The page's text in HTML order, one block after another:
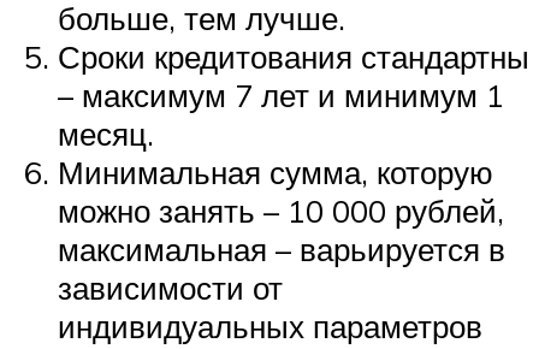
больше, тем лучше.
Сроки кредитования стандартны
– максимум 7 лет и минимум 1
месяц.
Минимальная сумма, которую
можно занять – 10 000 рублей,
максимальная – варьируется в
зависимости от
индивидуальных параметров